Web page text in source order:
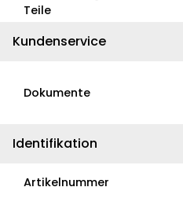
Teile
Kundenservice
Dokumente
Identifikation
Artikelnummer